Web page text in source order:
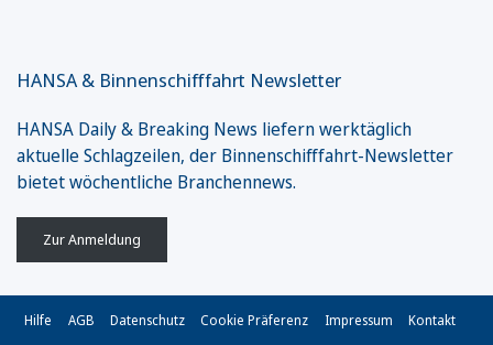
HANSA & Binnenschifffahrt Newsletter
HANSA Daily & Breaking News liefern werktäglich
aktuelle Schlagzeilen, der Binnenschifffahrt-Newsletter
bietet wöchentliche Branchennews.
Zur Anmeldung
Hilfe AGB Datenschutz Cookie Präferenz Impressum Kontakt